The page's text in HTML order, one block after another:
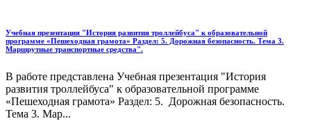
Учебная презентация "История развития троллейбуса" к образовательной
программе «Пешеходная грамота» Раздел: 5. Дорожная безопасность. Тема 3.
Маршрутные транспортные средства".
В работе представлена Учебная презентация "История
развития троллейбуса" к образовательной программе
«Пешеходная грамота» Раздел: 5. Дорожная безопасность.
Тема 3. Мар...